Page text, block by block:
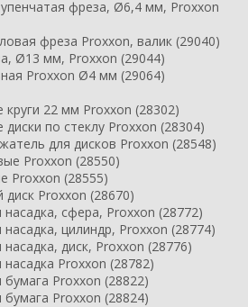
фреза, Ø6,4 мм, Proxxon
фреза Proxxon, валик (29040)
Ø13 мм, Proxxon (29044)
Proxxon Ø4 мм (29064)
22 мм Proxxon (28302)
по стеклу Proxxon (28304)
для дисков Proxxon (28548)
Proxxon (28550)
Proxxon (28555)
Proxxon (28670)
сфера, Proxxon (28772)
цилиндр, Proxxon (28774)
диск, Proxxon (28776)
Proxxon (28782)
Proxxon (28822)
Proxxon (28824)